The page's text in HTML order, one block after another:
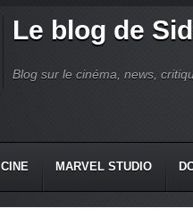
Le blog de
Blog sur le cinéma, news,
CINE MARVEL STUDIO